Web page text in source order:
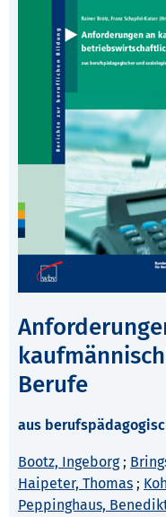
Berufe
aus
Bootz, Ingeborg;
Haipeter, Thomas ;
Peppinghaus,